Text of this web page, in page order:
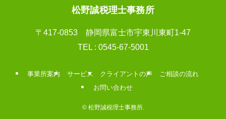
松野誠税理士事務所
〒417-0853 静岡県富士市宇東川東町1-47
TEL : 0545-67-5001
事業所案内 サービス クライアントの声
ご相談の流れ
お問い合わせ
©松野誠税理士事務所.